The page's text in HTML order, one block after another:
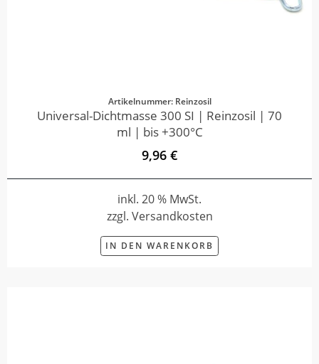
Artikelnummer: Reinzosil
Universal-Dichtmasse 300 SI | Reinzosil | 70
ml | bis +300°C
9,96 €
inkl. 20 % MwSt.
zzgl. Versandkosten
IN DEN WARENKORB